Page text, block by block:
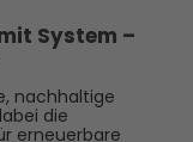
System –
nachhaltige
die
erneuerbare